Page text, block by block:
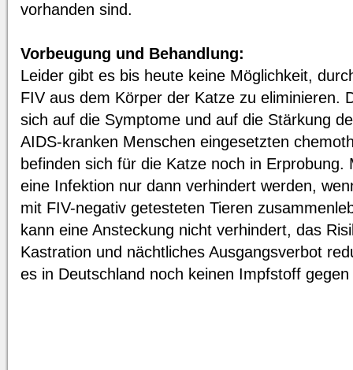
vorhanden sind.
Vorbeugung und Behandlung:
Leider gibt es bis heute keine Möglichkeit,
FIV aus dem Körper der Katze zu eliminieren.
sich auf die Symptome und auf die Stärkung
AIDS-kranken Menschen eingesetzten
befinden sich für die Katze noch in
eine Infektion nur dann verhindert werden,
mit FIV-negativ getesteten Tieren
kann eine Ansteckung nicht verhindert, das
Kastration und nächtliches Ausgangsverbot
es in Deutschland noch keinen Impfstoff gegen